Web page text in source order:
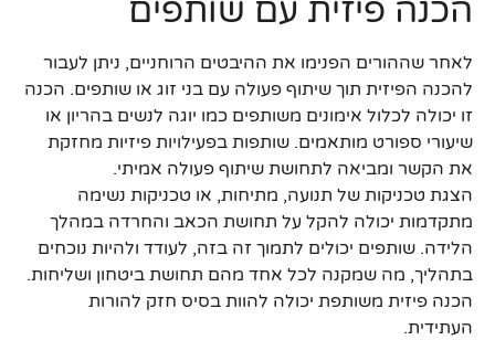
הכנה פיזית עם שותפים
לאחר שההורים הפנימו את ההיבטים הרוחניים, ניתן לעבור
להכנה הפיזית תוך שיתוף פעולה עם בני זוג או שותפים. הכנה
זו יכולה לכלול אימונים משותפים כמו יוגה לנשים בהריון או
שיעורי ספורט מותאמים. שותפות בפעילויות פיזיות מחזקת
את הקשר ומביאה לתחושת שיתוף פעולה אמיתי.
הצגת טכניקות של תנועה, מתיחות, או טכניקות נשימה
מתקדמות יכולה להקל על תחושת הכאב והחרדה במהלך
הלידה. שותפים יכולים לתמוך זה בזה, לעודד ולהיות נוכחים
בתהליך, מה שמקנה לכל אחד מהם תחושת ביטחון ושליחות.
הכנה פיזית משותפת יכולה להוות בסיס חזק להורות
העתידית.